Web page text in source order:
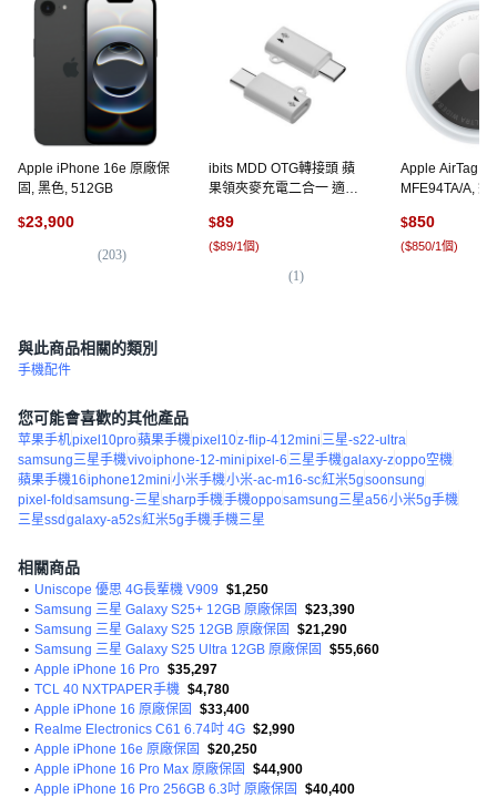
Apple iPhone 16e 原廠保
固, 黑色, 512GB
$23,900
(203)
ibits MDD OTG轉接頭 蘋
果領夾麥充電二合一 適用
Type-C公(帶繩孔)
$89
($89/1個)
(1)
Apple AirTag 2
MFE94TA/A, 銀
$850
($850/1個)
與此商品相關的類別
手機配件
您可能會喜歡的其他產品
苹果手机pixel10pro蘋果手機pixel10z-flip-412mini三星-s22-ultra
samsung三星手機vivoiphone-12-minipixel-6三星手機galaxy-zoppo空機
蘋果手機16iphone12mini小米手機小米-ac-m16-sc紅米5gsoonsung
pixel-fold samsung-三星sharp手機手機opposamsung三星a56小米5g手機
三星ssd galaxy-a52s紅米5g手機手機三星
相關商品
• Uniscope 優思 4G長輩機 V909 $1,250
• Samsung 三星 Galaxy S25+ 12GB 原廠保固
$23,390
• Samsung 三星 Galaxy S25 12GB 原廠保固
$21,290
• Samsung 三星 Galaxy S25 Ultra 12GB 原廠保固
$55,660
• Apple iPhone 16 Pro $35,297
• TCL 40 NXTPAPER手機 $4,780
• Apple iPhone 16 原廠保固
$33,400
• Realme Electronics C61 6.74吋 4G $2,990
• Apple iPhone 16e 原廠保固
$20,250
• Apple iPhone 16 Pro Max 原廠保固
$44,900
• Apple iPhone 16 Pro 256GB 6.3吋 原廠保固
$40,400